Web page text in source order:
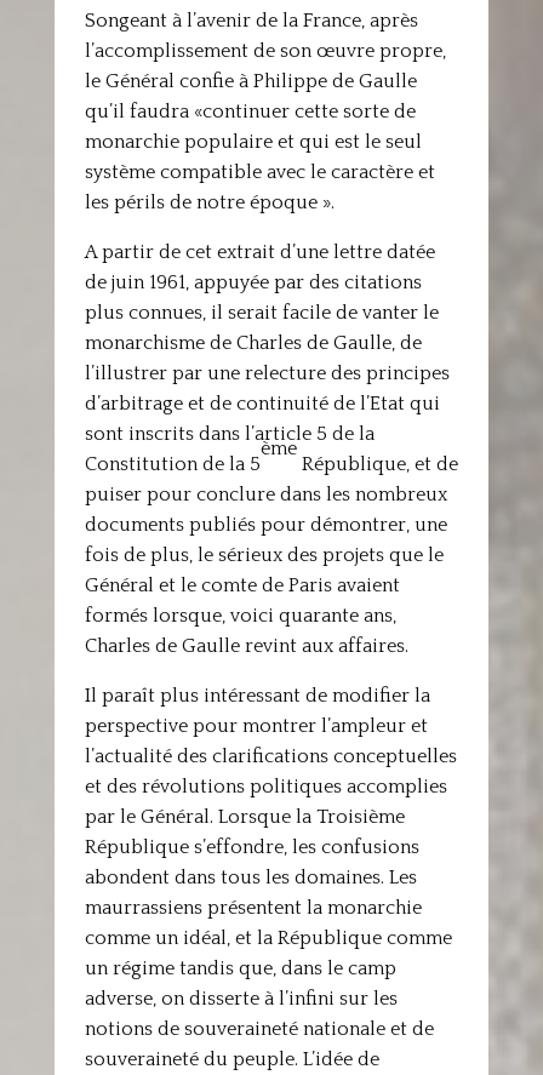
Songeant à l’avenir de la France, après
l’accomplissement de son œuvre propre,
le Général confie à Philippe de Gaulle
qu’il faudra «continuer cette sorte de
monarchie populaire et qui est le seul
système compatible avec le caractère et
les périls de notre époque ».
A partir de cet extrait d’une lettre datée
de juin 1961, appuyée par des citations
plus connues, il serait facile de vanter le
monarchisme de Charles de Gaulle, de
l’illustrer par une relecture des principes
d’arbitrage et de continuité de l’Etat qui
sont inscrits dans l’article 5 de la
Constitution de la 5
ème
République, et de
puiser pour conclure dans les nombreux
documents publiés pour démontrer, une
fois de plus, le sérieux des projets que le
Général et le comte de Paris avaient
formés lorsque, voici quarante ans,
Charles de Gaulle revint aux affaires.
Il paraît plus intéressant de modifier la
perspective pour montrer l’ampleur et
l’actualité des clarifications conceptuelles
et des révolutions politiques accomplies
par le Général. Lorsque la Troisième
République s’effondre, les confusions
abondent dans tous les domaines. Les
maurrassiens présentent la monarchie
comme un idéal, et la République comme
un régime tandis que, dans le camp
adverse, on disserte à l’infini sur les
notions de souveraineté nationale et de
souveraineté du peuple. L’idée de